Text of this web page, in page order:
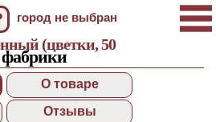
город не выбран
(цветки, 50
фабрики
О товаре
Отзывы